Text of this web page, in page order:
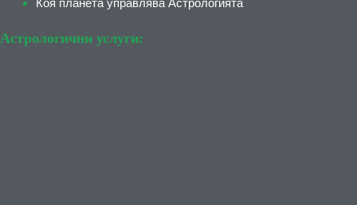
Коя планета управлява Астрологията
Астрологични услуги: